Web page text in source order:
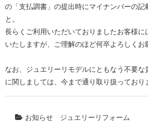
の「支払調書」の提出時にマイナンバーの記
と。
長らくご利用いただいておりましたお客様に
いたしますが、ご理解のほど何卒よろしくお
なお、ジュエリーリモデルにともなう不要な
に関しましては、今まで通り取り扱っており
お知らせ ジュエリーリフォーム